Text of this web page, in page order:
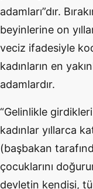
adamları”dır.
beyinlerine on
veciz ifadesiyle
kadınların en
adamlardır.
“Gelinlikle
kadınlar yıllarca
(başbakan
çocuklarını
devletin kendisi,